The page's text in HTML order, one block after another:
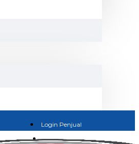
Login Penjual
Jadi Penjual